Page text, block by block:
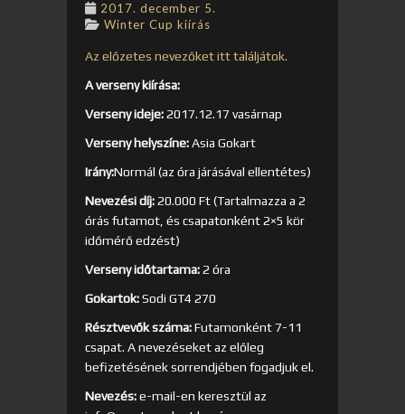
2017. december 5.
Winter Cup kiírás
Az előzetes nevezőket itt találjátok.
A verseny kiírása:
Verseny ideje:2017.12.17 vasárnap
Verseny helyszíne:Asia Gokart
Irány:Normál (az óra járásával ellentétes)
Nevezési díj:20.000 Ft (Tartalmazza a 2
órás futamot, és csapatonként 2×5 kör
időmérő edzést)
Verseny időtartama:2 óra
Gokartok:Sodi GT4 270
Résztvevők száma:Futamonként 7-11
csapat. A nevezéseket az előleg
befizetésének sorrendjében fogadjuk el.
Nevezés:e-mail-en keresztül az